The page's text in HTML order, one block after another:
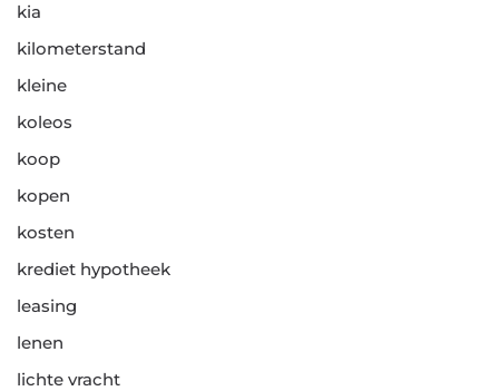
kia
kilometerstand
kleine
koleos
koop
kopen
kosten
krediet hypotheek
leasing
lenen
lichte vracht